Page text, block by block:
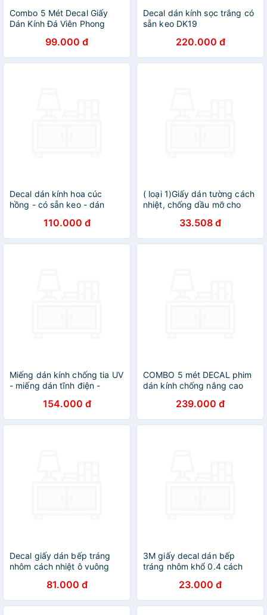
Combo 5 Mét Decal Giấy
Dán Kính Đá Viên Phong
99.000 đ
Decal dán kính sọc trắng có
sẵn keo DK19
220.000 đ
Decal dán kính hoa cúc
hồng - có sẵn keo - dán
phòng bếp DK48
110.000 đ
( loại 1)Giấy dán tường cách
nhiệt, chống dầu mỡ cho
Dán Bếp Họa Tiết 3D
(45x75cm)
33.508 đ
Miếng dán kính chống tia UV
- miếng dán tĩnh điện -
đục toàn phần - đen nhám -
hoa mẫu đơn mờ đục
154.000 đ
COMBO 5 mét DECAL phim
dán kính chống nắng cao
239.000 đ
Decal giấy dán bếp tráng
nhôm cách nhiệt ô vuông
khăn mặt 30x40cm
81.000 đ
3M giấy decal dán bếp
tráng nhôm khổ 0.4 cách
dàng vệ sinh (0.4 x 3 m)
23.000 đ